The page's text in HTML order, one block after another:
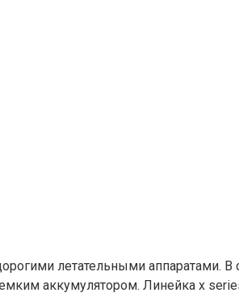
летательными аппаратами.
аккумулятором. Линейка x